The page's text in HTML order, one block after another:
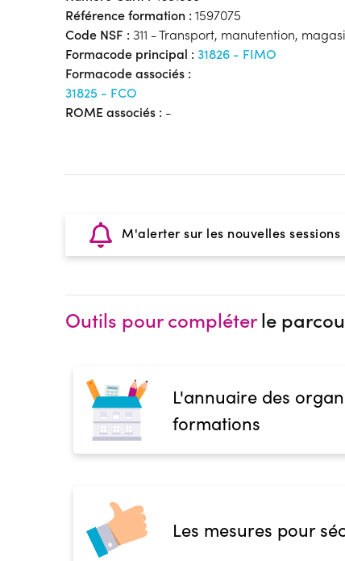
Référence formation : 1597075
Code NSF : 311 - Transport, manutention,
Formacode principal : 31826 - FIMO
Formacode associés :
31825 - FCO
ROME associés : -
M'alerter sur les nouvelles sessions
Outils pour compléterle
L'annuaire des
formations
Les mesures pour